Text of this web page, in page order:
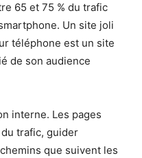
65 et 75 % du trafic
Un site joli
téléphone est un site
de son audience
interne. Les pages
trafic, guider
que suivent les